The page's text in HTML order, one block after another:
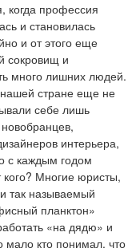
когда профессия
и становилась
и от этого еще
сокровищ и
много лишних людей.
нашей стране еще не
себе лишь
интерьера,
с каждым годом
Многие юристы,
так называемый
планктон»
«на дядю» и
мало кто понимал, что